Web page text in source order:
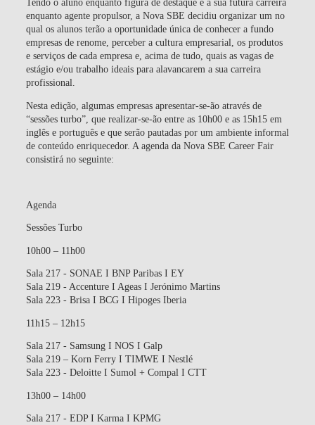
Tendo o aluno enquanto figura de destaque e a sua futura carreira
enquanto agente propulsor, a Nova SBE decidiu organizar um no
qual os alunos terão a oportunidade única de conhecer a fundo
empresas de renome, perceber a cultura empresarial, os produtos
e serviços de cada empresa e, acima de tudo, quais as vagas de
estágio e/ou trabalho ideais para alavancarem a sua carreira
profissional.
Nesta edição, algumas empresas apresentar-se-ão através de
“sessões turbo”, que realizar-se-ão entre as 10h00 e as 15h15 em
inglês e português e que serão pautadas por um ambiente informal
de conteúdo enriquecedor. A agenda da Nova SBE Career Fair
consistirá no seguinte:
Agenda
Sessões Turbo
10h00 – 11h00
Sala 217 - SONAE I BNP Paribas I EY
Sala 219 - Accenture I Ageas I Jerónimo Martins
Sala 223 - Brisa I BCG I Hipoges Iberia
11h15 – 12h15
Sala 217 - Samsung I NOS I Galp
Sala 219 – Korn Ferry I TIMWE I Nestlé
Sala 223 - Deloitte I Sumol + Compal I CTT
13h00 – 14h00
Sala 217 - EDP I Karma I KPMG